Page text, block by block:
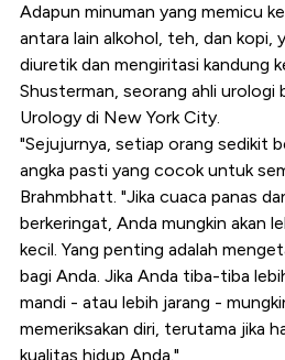
Adapun minuman yang memicu
antara lain alkohol, teh, dan kopi,
diuretik dan mengiritasi kandung
Shusterman, seorang ahli urologi
Urology di New York City.
"Sejujurnya, setiap orang sedikit
angka pasti yang cocok untuk
Brahmbhatt. "Jika cuaca panas
berkeringat, Anda mungkin akan
kecil. Yang penting adalah
bagi Anda. Jika Anda tiba-tiba
mandi - atau lebih jarang -
memeriksakan diri, terutama jika
kualitas hidup Anda."